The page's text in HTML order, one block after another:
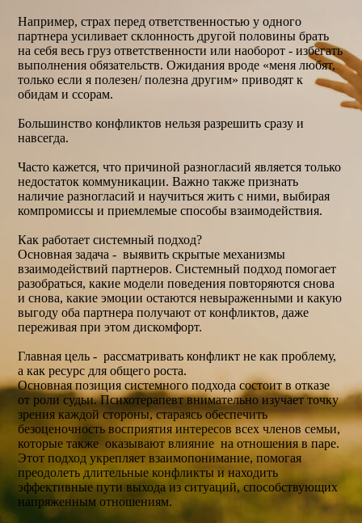
Например, страх перед ответственностью у одного
партнера усиливает склонность другой половины брать
на себя весь груз ответственности или наоборот - избегать
выполнения обязательств. Ожидания вроде «меня любят,
только если я полезен/ полезна другим» приводят к
обидам и ссорам.
Большинство конфликтов нельзя разрешить сразу и
навсегда.
Часто кажется, что причиной разногласий является только
недостаток коммуникации. Важно также признать
наличие разногласий и научиться жить с ними, выбирая
компромиссы и приемлемые способы взаимодействия.
Как работает системный подход?
Основная задача - выявить скрытые механизмы
взаимодействий партнеров. Системный подход помогает
разобраться, какие модели поведения повторяются снова
и снова, какие эмоции остаются невыраженными и какую
выгоду оба партнера получают от конфликтов, даже
переживая при этом дискомфорт.
Главная цель - рассматривать конфликт не как проблему,
а как ресурс для общего роста.
Основная позиция системного подхода состоит в отказе
от роли судьи. Психотерапевт внимательно изучает точку
зрения каждой стороны, стараясь обеспечить
безоценочность восприятия интересов всех членов семьи,
которые также оказывают влияние на отношения в паре.
Этот подход укрепляет взаимопонимание, помогая
преодолеть длительные конфликты и находить
эффективные пути выхода из ситуаций, способствующих
напряженным отношениям.